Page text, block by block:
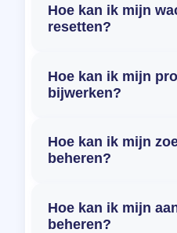
Hoe kan ik mijn
resetten?
Hoe kan ik mijn
bijwerken?
Hoe kan ik mijn
beheren?
Hoe kan ik mijn
beheren?